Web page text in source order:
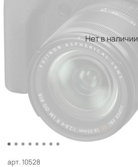
Нет в наличии
арт. 10528